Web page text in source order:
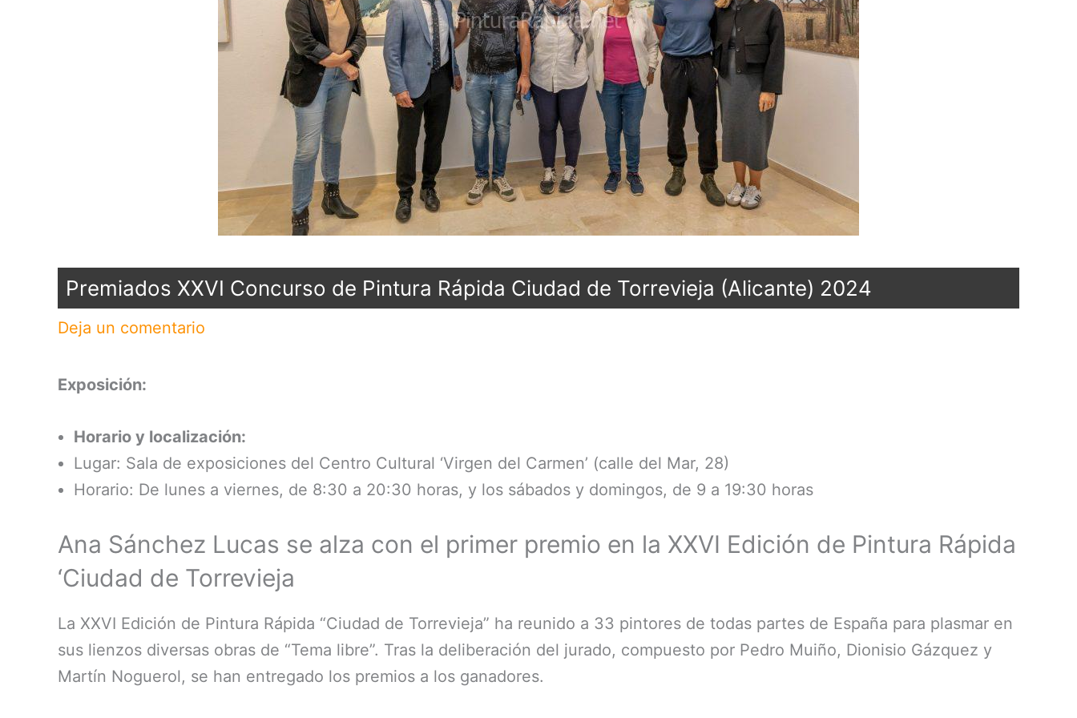
Premiados XXVI Concurso de Pintura Rápida Ciudad de Torrevieja (Alicante) 2024
Deja un comentario
Exposición:
Horario y localización:
Lugar: Sala de exposiciones del Centro Cultural ‘Virgen del Carmen’ (calle del Mar, 28)
Horario: De lunes a viernes, de 8:30 a 20:30 horas, y los sábados y domingos, de 9 a 19:30 horas
Ana Sánchez Lucas se alza con el primer premio en la XXVI Edición de Pintura Rápida
‘Ciudad de Torrevieja
La XXVI Edición de Pintura Rápida “Ciudad de Torrevieja” ha reunido a 33 pintores de todas partes de España para plasmar en
sus lienzos diversas obras de “Tema libre”. Tras la deliberación del jurado, compuesto por Pedro Muiño, Dionisio Gázquez y
Martín Noguerol, se han entregado los premios a los ganadores.